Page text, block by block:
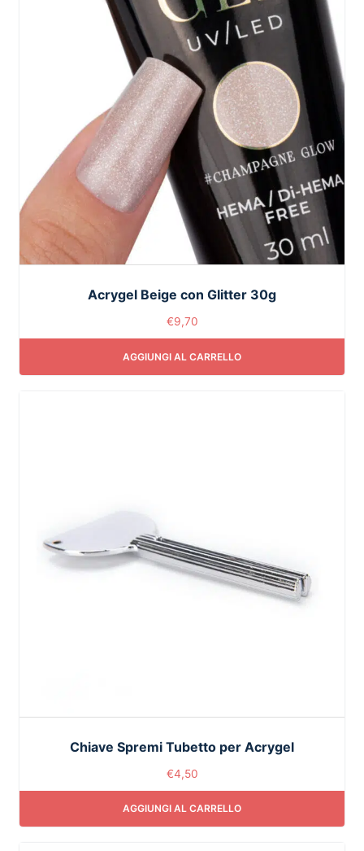
Acrygel Beige con Glitter 30g
€9,70
AGGIUNGI AL CARRELLO
Chiave Spremi Tubetto per Acrygel
€4,50
AGGIUNGI AL CARRELLO